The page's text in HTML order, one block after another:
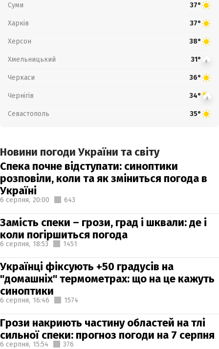
Суми 37°
Харків 37°
Херсон 38°
Хмельницький 31°
Черкаси 36°
Чернігів 34°
Севастополь 35°
Новини погоди України та світу
Спека почне відступати: синоптики
розповіли, коли та як зміниться погода в
Україні
6 серпня, 20:00 643
Замість спеки – грози, град і шквали: де і
коли погіршиться погода
6 серпня, 18:53 1451
Українці фіксують +50 градусів на
"домашніх" термометрах: що на це кажуть
синоптики
6 серпня, 16:46 1574
Грози накриють частину областей на тлі
сильної спеки: прогноз погоди на 7 серпня
6 серпня, 15:54 376